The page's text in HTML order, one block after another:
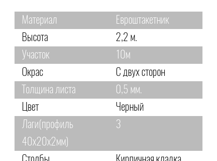
Материал
Евроштакетник
Высота
2,2 м.
Участок
10м
Окрас
С двух сторон
Толщина листа
0,5 мм.
Цвет
Черный
Лаги(профиль
40х20х2мм)
3